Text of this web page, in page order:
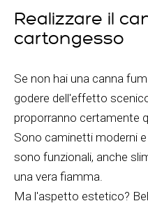
Realizzare il
cartongesso
Se non hai una canna
godere dell'effetto
proporranno certamente
Sono caminetti moderni
sono funzionali, anche
una vera fiamma.
Ma l'aspetto estetico?